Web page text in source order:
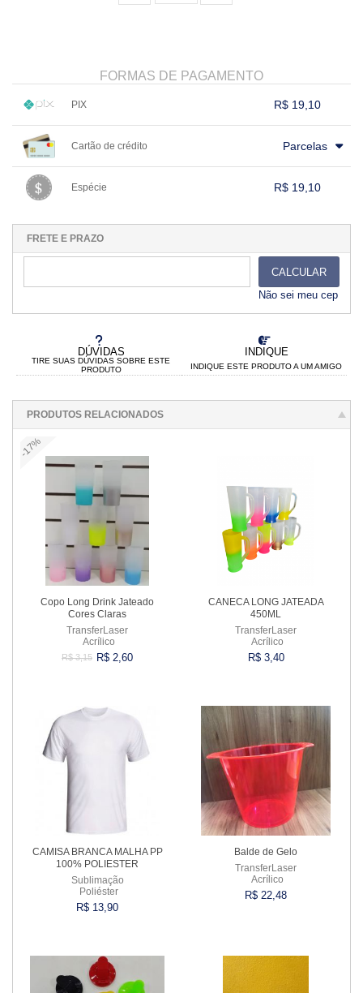
DÚVIDAS
TIRE SUAS DÚVIDAS SOBRE ESTE
PRODUTO
INDIQUE
INDIQUE ESTE PRODUTO A UM AMIGO
FORMAS DE PAGAMENTO
PIX R$ 19,10
..
Cartão de crédito Parcelas
...
Espécie R$ 19,10
..
...
FRETE E PRAZO
CALCULAR
Não sei meu cep
PRODUTOS RELACIONADOS
-17%
Copo Long Drink Jateado
Cores Claras
TransferLaser
Acrílico
R$ 3,15 R$ 2,60
CANECA LONG JATEADA
450ML
TransferLaser
Acrílico
R$ 3,40
CAMISA BRANCA MALHA PP
100% POLIESTER
Sublimação
Poliéster
R$ 13,90
Balde de Gelo
TransferLaser
Acrílico
R$ 22,48